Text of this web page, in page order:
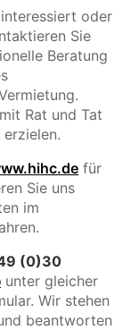
oder
Sie
Beratung
Rat und Tat
für
Sie uns
im
(0)30
unter gleicher
Wir stehen
beantworten